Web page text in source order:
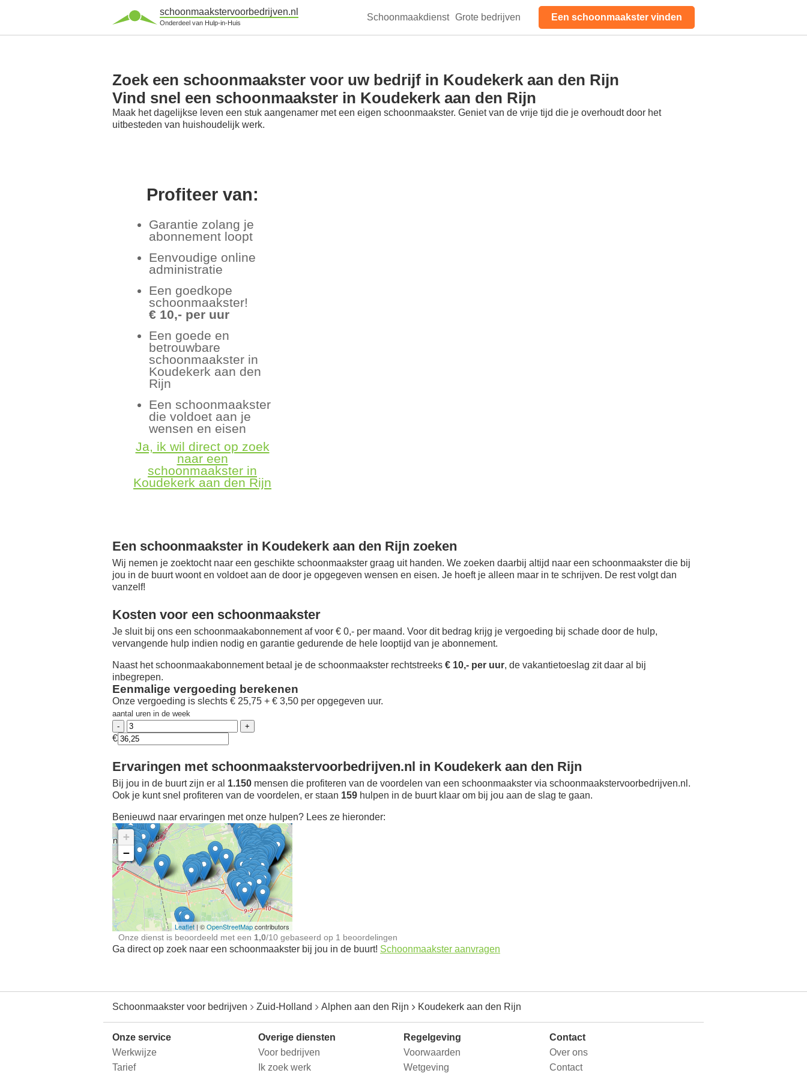
schoonmaakstervoorbedrijven.nl
Onderdeel van Hulp-in-Huis
Schoonmaakdienst Grote bedrijven Een schoonmaakster vinden
Zoek een schoonmaakster voor uw bedrijf in Koudekerk aan den Rijn
Vind snel een schoonmaakster in Koudekerk aan den Rijn
Maak het dagelijkse leven een stuk aangenamer met een eigen schoonmaakster. Geniet van de vrije tijd die je overhoudt door het
uitbesteden van huishoudelijk werk.
Profiteer van:
Garantie zolang je
abonnement loopt
Eenvoudige online
administratie
Een goedkope
schoonmaakster!
€ 10,- per uur
Een goede en
betrouwbare
schoonmaakster in
Koudekerk aan den
Rijn
Een schoonmaakster
die voldoet aan je
wensen en eisen
Ja, ik wil direct op zoek
naar een
schoonmaakster in
Koudekerk aan den Rijn
Een schoonmaakster in Koudekerk aan den Rijn zoeken
Wij nemen je zoektocht naar een geschikte schoonmaakster graag uit handen. We zoeken daarbij altijd naar een schoonmaakster die bij
jou in de buurt woont en voldoet aan de door je opgegeven wensen en eisen. Je hoeft je alleen maar in te schrijven. De rest volgt dan
vanzelf!
Kosten voor een schoonmaakster
Je sluit bij ons een schoonmaakabonnement af voor € 0,- per maand. Voor dit bedrag krijg je vergoeding bij schade door de hulp,
vervangende hulp indien nodig en garantie gedurende de hele looptijd van je abonnement.
Naast het schoonmaakabonnement betaal je de schoonmaakster rechtstreeks € 10,- per uur, de vakantietoeslag zit daar al bij
inbegrepen.
Eenmalige vergoeding berekenen
Onze vergoeding is slechts € 25,75 + € 3,50 per opgegeven uur.
aantal uren in de week
€
Ervaringen met schoonmaakstervoorbedrijven.nl in Koudekerk aan den Rijn
Bij jou in de buurt zijn er al 1.150 mensen die profiteren van de voordelen van een schoonmaakster via schoonmaakstervoorbedrijven.nl.
Ook je kunt snel profiteren van de voordelen, er staan 159 hulpen in de buurt klaar om bij jou aan de slag te gaan.
Benieuwd naar ervaringen met onze hulpen? Lees ze hieronder:
Ontdek meer ervaringen
Schoonmaakster bij
jou in de buurt
+
−
Leaflet | ©OpenStreetMapcontributors
Onze dienst is beoordeeld met een 1,0/10 gebaseerd op 1 beoordelingen
Ga direct op zoek naar een schoonmaakster bij jou in de buurt! Schoonmaakster aanvragen
Schoonmaakster voor bedrijven Zuid-Holland Alphen aan den Rijn Koudekerk aan den Rijn
Onze service
Werkwijze
Tarief
Overige diensten
Voor bedrijven
Ik zoek werk
Regelgeving
Voorwaarden
Wetgeving
Contact
Over ons
Contact